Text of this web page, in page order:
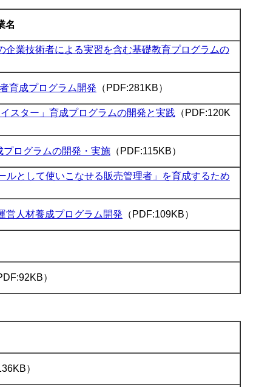
名
業技術者による実習を含む基礎教育プログラムの
育成プログラム開発 （PDF:281KB）
スター」育成プログラムの開発と実践 （PDF:120K
プログラムの開発・実施 （PDF:115KB）
ルとして使いこなせる販売管理者」を育成するため
営人材養成プログラム開発 （PDF:109KB）
）
）